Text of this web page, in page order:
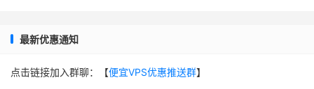
最新优惠通知
点击链接加入群聊：【便宜VPS优惠推送群】